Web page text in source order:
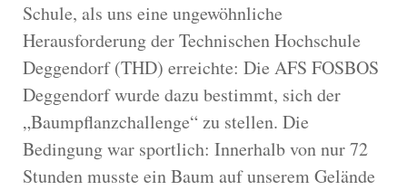
Schule, als uns eine ungewöhnliche
Herausforderung der Technischen Hochschule
Deggendorf (THD) erreichte: Die AFS FOSBOS
Deggendorf wurde dazu bestimmt, sich der
„Baumpflanzchallenge“ zu stellen. Die
Bedingung war sportlich: Innerhalb von nur 72
Stunden musste ein Baum auf unserem Gelände